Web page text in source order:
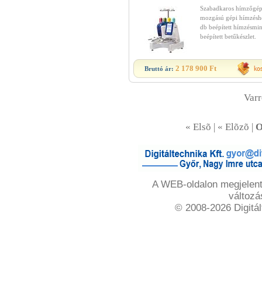
Szabadkaros
mozgású gépi
db beépített
beépített betűkészlet.
Bruttó ár: 2 178 900 Ft
« Elsõ | « Elõzõ |
A WEB-oldalon
© 2008-2026